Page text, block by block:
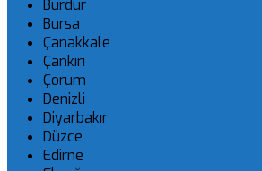
Burdur
Bursa
Çanakkale
Çankırı
Çorum
Denizli
Diyarbakır
Düzce
Edirne